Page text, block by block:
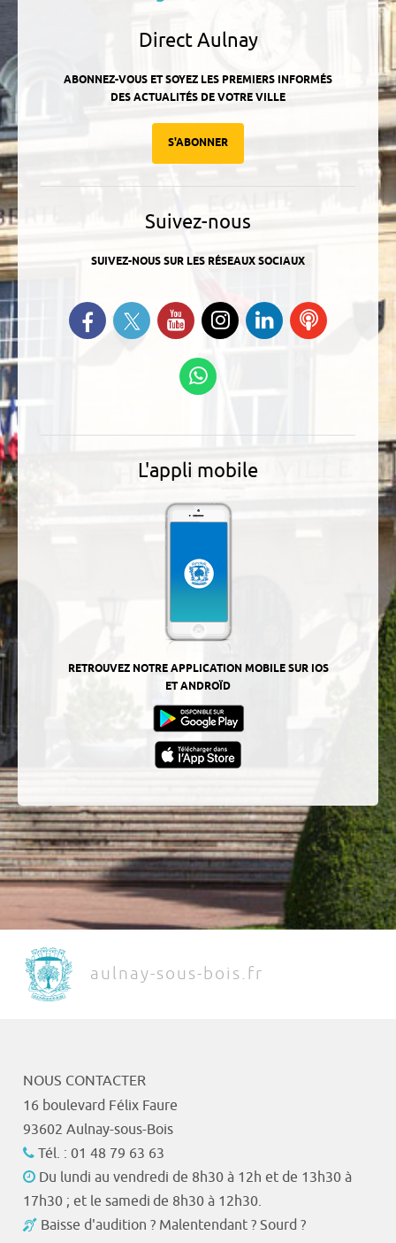
Direct Aulnay
ABONNEZ-VOUS ET SOYEZ LES PREMIERS INFORMÉS
DES ACTUALITÉS DE VOTRE VILLE
S'ABONNER
Suivez-nous
SUIVEZ-NOUS SUR LES RÉSEAUX SOCIAUX
Retrouvez-nous sur Facebook
Suivez-nous sur Twitter
Suivez-nous sur YouTube
Suivez-nous sur
Instagram
Retrouvez-
nous sur
Ecoutez
L'appli mobile
RETROUVEZ NOTRE APPLICATION MOBILE SUR IOS
ET ANDROÏD
aulnay-sous-bois.fr
NOUS CONTACTER
16 boulevard Félix Faure
93602 Aulnay-sous-Bois
Tél. : 01 48 79 63 63
Du lundi au vendredi de 8h30 à 12h et de 13h30 à
17h30 ; et le samedi de 8h30 à 12h30.
Baisse d'audition ? Malentendant ? Sourd ?